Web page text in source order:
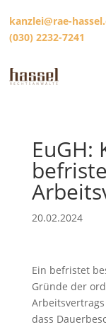
kanzlei@rae-
(030) 2232-7241
EuGH:
20.02.2024
Ein befristet
Gründe der
dass